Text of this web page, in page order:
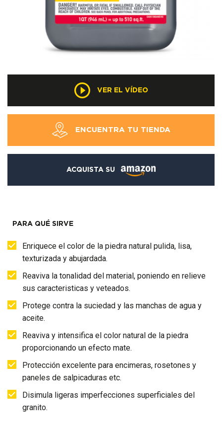
VER EL VÍDEO
ENCUENTRA TU TIENDA
ACQUISTA SU
PARA QUÉ SIRVE
Enriquece el color de la piedra natural pulida, lisa,
texturizada y abujardada.
Reaviva la tonalidad del material, poniendo en relieve
sus caracteristicas y veteados.
Protege contra la suciedad y las manchas de agua y
aceite.
Reaviva y intensifica el color natural de la piedra
proporcionando un efecto mate.
Protección excelente para encimeras, rosetones y
paneles de salpicaduras etc.
Disimula ligeras imperfecciones superficiales del
granito.